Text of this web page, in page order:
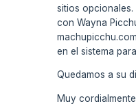
sitios
con Wayna
en el sistema
Quedamos a su
Muy cordialmente,